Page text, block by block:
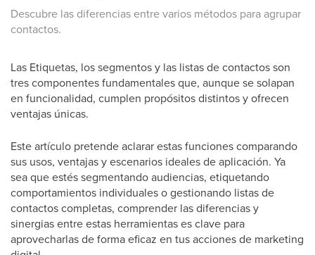
Descubre las diferencias entre varios métodos para agrupar
contactos.
Las Etiquetas, los segmentos y las listas de contactos son
tres componentes fundamentales que, aunque se solapan
en funcionalidad, cumplen propósitos distintos y ofrecen
ventajas únicas.
Este artículo pretende aclarar estas funciones comparando
sus usos, ventajas y escenarios ideales de aplicación. Ya
sea que estés segmentando audiencias, etiquetando
comportamientos individuales o gestionando listas de
contactos completas, comprender las diferencias y
sinergias entre estas herramientas es clave para
aprovecharlas de forma eficaz en tus acciones de marketing